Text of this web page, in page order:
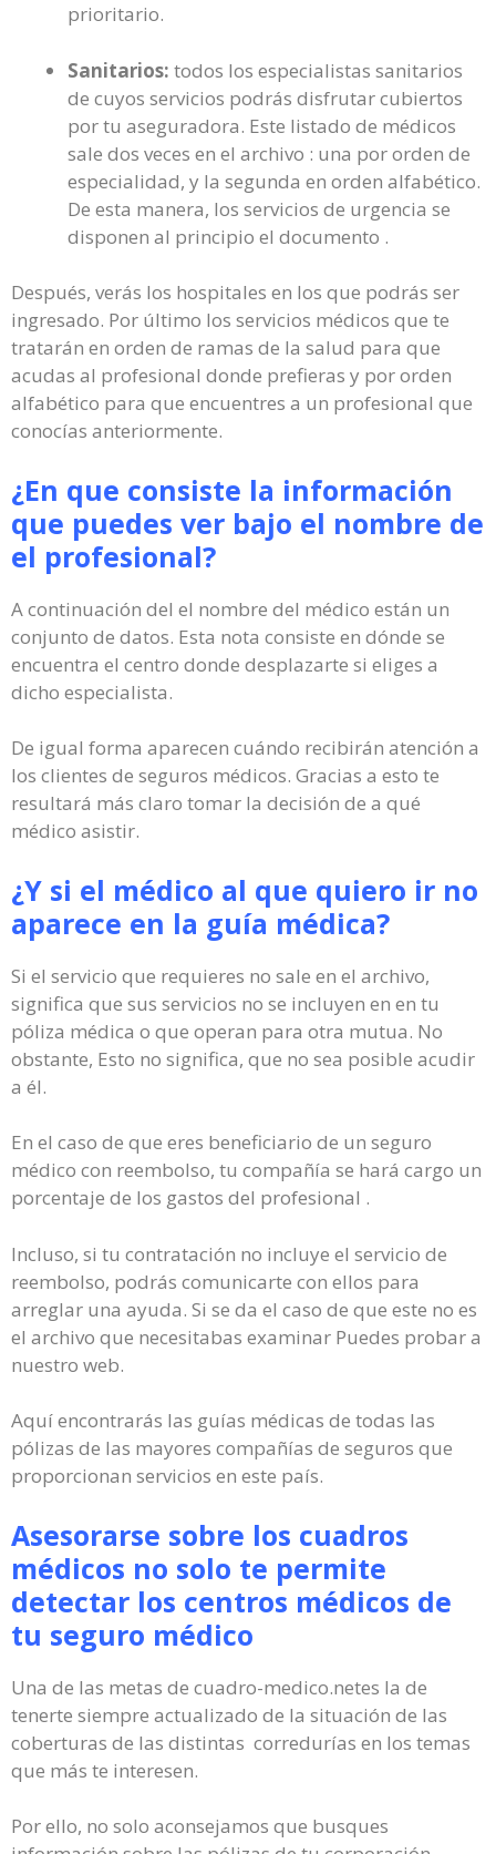
prioritario.
Sanitarios: todos los especialistas sanitarios
de cuyos servicios podrás disfrutar cubiertos
por tu aseguradora. Este listado de médicos
sale dos veces en el archivo : una por orden de
especialidad, y la segunda en orden alfabético.
De esta manera, los servicios de urgencia se
disponen al principio el documento .
Después, verás los hospitales en los que podrás ser
ingresado. Por último los servicios médicos que te
tratarán en orden de ramas de la salud para que
acudas al profesional donde prefieras y por orden
alfabético para que encuentres a un profesional que
conocías anteriormente.
¿En que consiste la información
que puedes ver bajo el nombre de
el profesional?
A continuación del el nombre del médico están un
conjunto de datos. Esta nota consiste en dónde se
encuentra el centro donde desplazarte si eliges a
dicho especialista.
De igual forma aparecen cuándo recibirán atención a
los clientes de seguros médicos. Gracias a esto te
resultará más claro tomar la decisión de a qué
médico asistir.
¿Y si el médico al que quiero ir no
aparece en la guía médica?
Si el servicio que requieres no sale en el archivo,
significa que sus servicios no se incluyen en en tu
póliza médica o que operan para otra mutua. No
obstante, Esto no significa, que no sea posible acudir
a él.
En el caso de que eres beneficiario de un seguro
médico con reembolso, tu compañía se hará cargo un
porcentaje de los gastos del profesional .
Incluso, si tu contratación no incluye el servicio de
reembolso, podrás comunicarte con ellos para
arreglar una ayuda. Si se da el caso de que este no es
el archivo que necesitabas examinar Puedes probar a
nuestro web.
Aquí encontrarás las guías médicas de todas las
pólizas de las mayores compañías de seguros que
proporcionan servicios en este país.
Asesorarse sobre los cuadros
médicos no solo te permite
detectar los centros médicos de
tu seguro médico
Una de las metas de cuadro-medico.netes la de
tenerte siempre actualizado de la situación de las
coberturas de las distintas corredurías en los temas
que más te interesen.
Por ello, no solo aconsejamos que busques